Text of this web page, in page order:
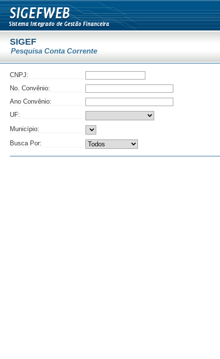
SIGEF
Pesquisa Conta Corrente
CNPJ:
No. Convênio:
Ano Convênio:
UF:
Município:
Busca Por: